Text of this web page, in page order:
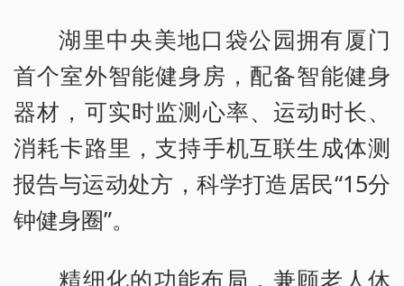
湖里中央美地口袋公园拥有厦门
首个室外智能健身房，配备智能健身
器材，可实时监测心率、运动时长、
消耗卡路里，支持手机互联生成体测
报告与运动处方，科学打造居民“15分
钟健身圈”。
精细化的功能布局，兼顾老人休